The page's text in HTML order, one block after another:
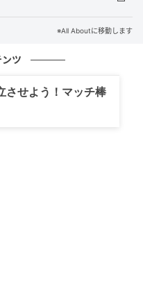
ス編集部が企画・作成
※All Aboutに移動します
ツ
させよう！マッチ棒